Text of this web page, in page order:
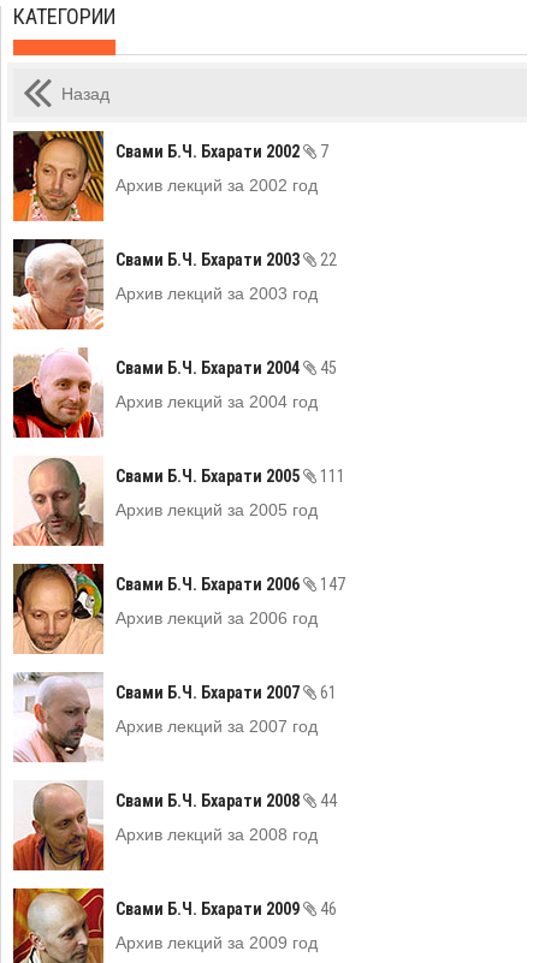
КАТЕГОРИИ
Назад
Свами Б.Ч. Бхарати 2002
7
Архив лекций за 2002 год
Свами Б.Ч. Бхарати 2003
22
Архив лекций за 2003 год
Свами Б.Ч. Бхарати 2004
45
Архив лекций за 2004 год
Свами Б.Ч. Бхарати 2005
111
Архив лекций за 2005 год
Свами Б.Ч. Бхарати 2006
147
Архив лекций за 2006 год
Свами Б.Ч. Бхарати 2007
61
Архив лекций за 2007 год
Свами Б.Ч. Бхарати 2008
44
Архив лекций за 2008 год
Свами Б.Ч. Бхарати 2009
46
Архив лекций за 2009 год